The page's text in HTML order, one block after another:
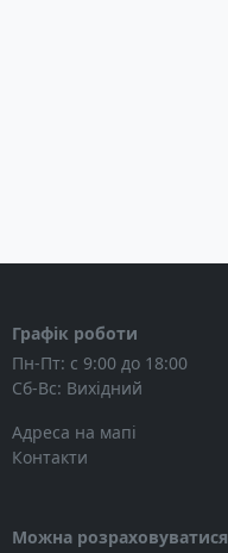
Графік роботи
Пн-Пт: с 9:00 до 18:00
Сб-Вс: Вихідний
Адреса на мапі
Контакти
Можна розраховуватися